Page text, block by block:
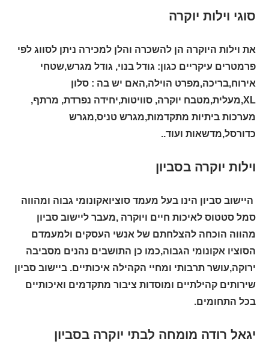
סוגי וילות יוקרה
את וילות היוקרה הן להשכרה והלן למכירה ניתן לסווג לפי
פרמטרים עיקריים כגון: גודל בנוי, גודל מגרש,שטחי
אירוח,בריכה,מפרט הוילה,האם יש בה : סלון
XL,מעלית,מטבח יוקרה, סוויטות,יחידה נפרדת, מרתף,
מערכות ביתיות מתקדמות,מגרש טניס,מגרש
כדורסל,מדשאות ועוד..
וילות יוקרה בסביון
היישוב סביון הינו בעל מעמד סוציואקונומי גבוה ומהווה
סמל סטטוס לאיכות חיים ויוקרה ,מעבר ליישוב סביון
מהווה הוכחה להצלחתם של אנשי העסקים ולמעמדם
הסוציו אקונומי הגבוה,כמו כן התושבים נהנים מסביבה
ירוקה,עושר תרבותי ומחיי הקהילה איכותיים. ביישוב סביון
שירותים קהילתיים ומוסדות ציבור מתקדמים ואיכותיים
בכל התחומים.
יגאל רודה מומחה לבתי יוקרה בסביון